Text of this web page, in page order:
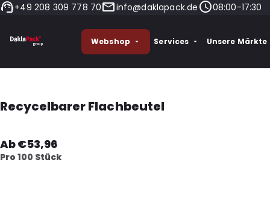
+49 208 309 778 70 info@daklapack.de 08:00-17:30
Webshop Services Unsere Märkte
Recycelbarer Flachbeutel
Ab €53,96
Pro 100 Stück